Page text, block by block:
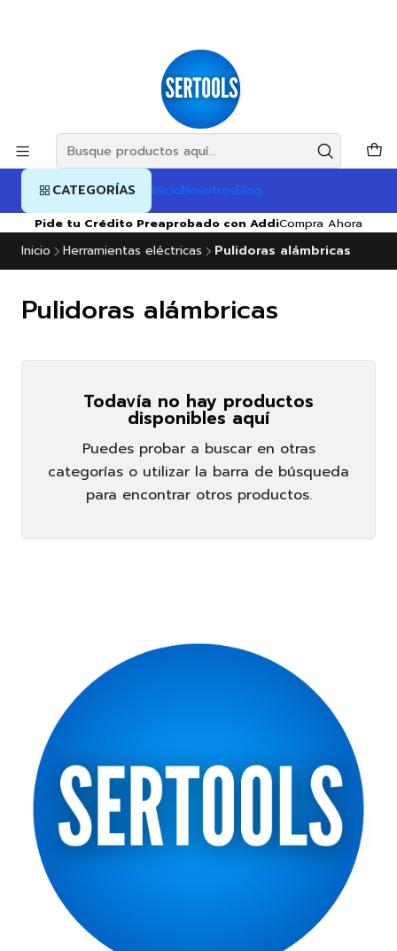
CATEGORÍAS InicioNosotrosBlog
Pide tu Crédito Preaprobado con AddiCompra Ahora
Inicio Herramientas eléctricas Pulidoras alámbricas
Pulidoras alámbricas
Todavía no hay productos
disponibles aquí
Puedes probar a buscar en otras
categorías o utilizar la barra de búsqueda
para encontrar otros productos.